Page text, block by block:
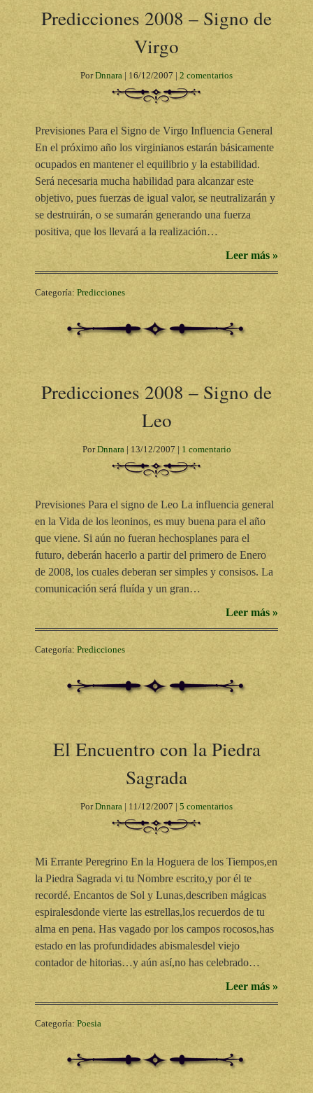
Predicciones 2008 – Signo de
Virgo
PorDnnara | 16/12/2007 | 2 comentarios
Previsiones Para el Signo de Virgo Influencia General
En el próximo año los virginianos estarán básicamente
ocupados en mantener el equilibrio y la estabilidad.
Será necesaria mucha habilidad para alcanzar este
objetivo, pues fuerzas de igual valor, se neutralizarán y
se destruirán, o se sumarán generando una fuerza
positiva, que los llevará a la realización…
Leer más »
Categoría: Predicciones
Predicciones 2008 – Signo de
Leo
PorDnnara| 13/12/2007 | 1 comentario
Previsiones Para el signo de Leo La influencia general
en la Vida de los leoninos, es muy buena para el año
que viene. Si aún no fueran hechosplanes para el
futuro, deberán hacerlo a partir del primero de Enero
de 2008, los cuales deberan ser simples y consisos. La
comunicación será fluída y un gran…
Leer más »
Categoría: Predicciones
El Encuentro con la Piedra
Sagrada
PorDnnara | 11/12/2007 | 5 comentarios
Mi Errante Peregrino En la Hoguera de los Tiempos,en
la Piedra Sagrada vi tu Nombre escrito,y por él te
recordé. Encantos de Sol y Lunas,describen mágicas
espiralesdonde vierte las estrellas,los recuerdos de tu
alma en pena. Has vagado por los campos rocosos,has
estado en las profundidades abismalesdel viejo
contador de hitorias…y aún así,no has celebrado…
Leer más »
Categoría: Poesia